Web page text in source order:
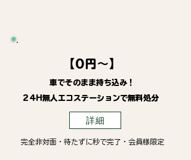
【0円～】
車でそのまま持ち込み！
24H無人エコステーションで無料処分
詳細
完全非対面・待たずに秒で完了・会員様限定